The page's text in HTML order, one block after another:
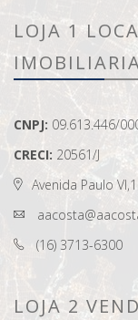
LOJA 1
CNPJ: 09.613.446/
CRECI: 20561/J
Avenida Paulo
(16) 3713-6300
LOJA 2